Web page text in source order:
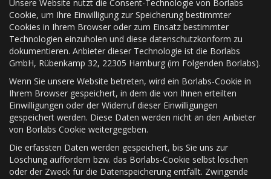
Unsere Website nutzt die Consent-Technologie von Borlabs
Cookie, um Ihre Einwilligung zur Speicherung bestimmter
Cookies in Ihrem Browser oder zum Einsatz bestimmter
Technologien einzuholen und diese datenschutzkonform zu
dokumentieren. Anbieter dieser Technologie ist die Borlabs
GmbH, Rübenkamp 32, 22305 Hamburg (im Folgenden Borlabs).
Wenn Sie unsere Website betreten, wird ein Borlabs-Cookie in
Ihrem Browser gespeichert, in dem die von Ihnen erteilten
Einwilligungen oder der Widerruf dieser Einwilligungen
gespeichert werden. Diese Daten werden nicht an den Anbieter
von Borlabs Cookie weitergegeben.
Die erfassten Daten werden gespeichert, bis Sie uns zur
Löschung auffordern bzw. das Borlabs-Cookie selbst löschen
oder der Zweck für die Datenspeicherung entfällt. Zwingende